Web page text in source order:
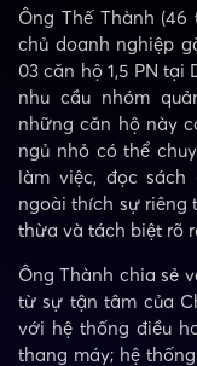
Ông Thế Thành
chủ doanh nghiệp
03 căn hộ 1,5 PN tại
nhu cầu nhóm
những căn hộ này
ngủ nhỏ có thể
làm việc, đọc
ngoài thích sự riêng
thừa và tách biệt rõ
Ông Thành chia sẻ
từ sự tận tâm của
với hệ thống điều
thang máy; hệ